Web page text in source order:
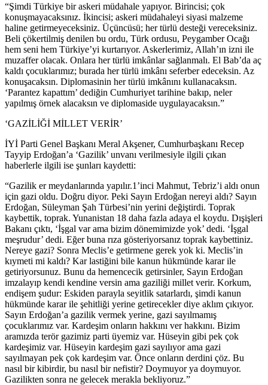
“Şimdi Türkiye bir askeri müdahale yapıyor. Birincisi; çok
konuşmayacaksınız. İkincisi; askeri müdahaleyi siyasi malzeme
haline getirmeyeceksiniz. Üçüncüsü; her türlü desteği vereceksiniz.
Beli çökertilmiş denilen bu ordu, Türk ordusu, Peygamber Ocağı
hem seni hem Türkiye’yi kurtarıyor. Askerlerimiz, Allah’ın izni ile
muzaffer olacak. Onlara her türlü imkânlar sağlanmalı. El Bab’da aç
kaldı çocuklarımız; burada her türlü imkânı seferber edeceksin. Az
konuşacaksın. Diplomasinin her türlü imkânını kullanacaksın.
‘Parantez kapattım’ dediğin Cumhuriyet tarihine bakıp, neler
yapılmış örnek alacaksın ve diplomaside uygulayacaksın.”
‘GAZİLİĞİ MİLLET VERİR’
İYİ Parti Genel Başkanı Meral Akşener, Cumhurbaşkanı Recep
Tayyip Erdoğan’a ‘Gazilik’ unvanı verilmesiyle ilgili çıkan
haberlerle ilgili ise şunları kaydetti:
“Gazilik er meydanlarında yapılır.1’inci Mahmut, Tebriz’i aldı onun
için gazi oldu. Doğru diyor. Peki Sayın Erdoğan nereyi aldı? Sayın
Erdoğan, Süleyman Şah Türbesi’nin yerini değiştirdi. Toprak
kaybettik, toprak. Yunanistan 18 daha fazla adaya el koydu. Dışişleri
Bakanı çıktı, ‘İşgal var ama bizim dönemimizde yok’ dedi. ‘İşgal
meşrudur’ dedi. Eğer buna rıza gösteriyorsanız toprak kaybettiniz.
Nereye gazi? Sonra Meclis’e getirmene gerek yok ki. Meclis’in
kıymeti mi kaldı? Kar lastiğini bile kanun hükmünde karar ile
getiriyorsunuz. Bunu da hemencecik getirsinler, Sayın Erdoğan
imzalayıp kendi kendine versin ama gaziliği millet verir. Korkum,
endişem şudur: Eskiden parayla seyitlik satarlardı, şimdi kanun
hükmünde karar ile şehitliği yerine getirecekler diye aklım çıkıyor.
Sayın Erdoğan’a gazilik vermek yerine, gazi sayılmamış
çocuklarımız var. Kardeşim onların hakkını ver hakkını. Bizim
aramızda terör gazimiz parti üyemiz var. Hüseyin gibi pek çok
kardeşimiz var. Hüseyin kardeşim gazi sayılıyor ama gazi
sayılmayan pek çok kardeşim var. Önce onların derdini çöz. Bu
nasıl bir kibirdir, bu nasıl bir nefistir? Doymuyor ya doymuyor.
Gazilikten sonra ne gelecek merakla bekliyoruz.”